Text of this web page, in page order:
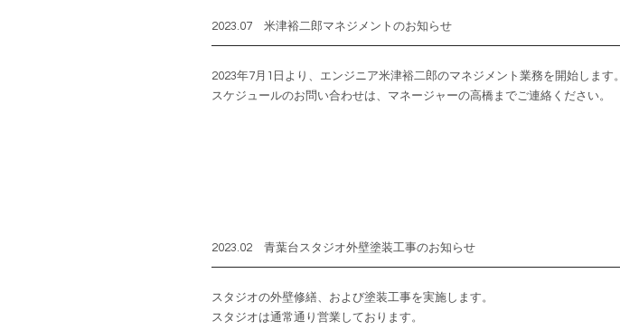
2023.07 米津裕二郎マネジメントのお知らせ
2023年7月1日より、エンジニア米津裕二郎のマネジメント業務を開始します。
​スケジュールのお問い合わせは、マネージャーの高橋までご連絡ください。
2023.02 青葉台スタジオ外壁塗装工事のお知らせ
スタジオの外壁修繕、および塗装工事を実施します。
スタジオは通常通り営業しております。